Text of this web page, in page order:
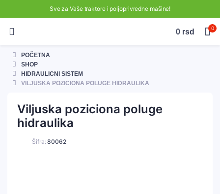
Sve za Vaše traktore i poljoprivredne mašine!
0 rsd 0
POČETNA
SHOP
HIDRAULICNI SISTEM
VILJUSKA POZICIONA POLUGE HIDRAULIKA
Viljuska poziciona poluge
hidraulika
Šifra:80062